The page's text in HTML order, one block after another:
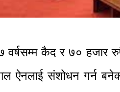
७ वर्षसम्म कैद र ७० हजार
ऐनलाई संशोधन गर्न